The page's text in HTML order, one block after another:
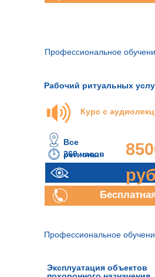
Рабочий ритуальных
260 часов
Все
регионы
Профессиональное
Эксплуатация объектов
Профессиональное
Курс с